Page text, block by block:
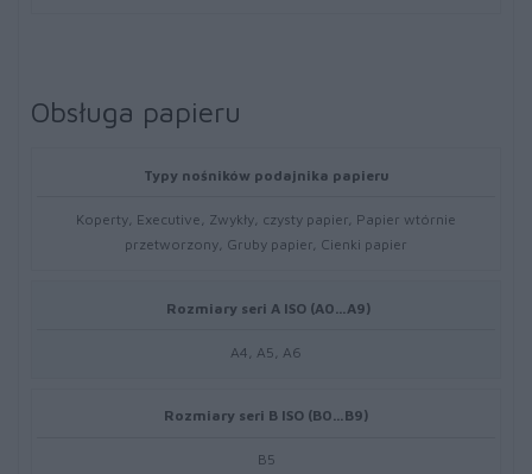
Obsługa papieru
Typy nośników podajnika papieru
Koperty, Executive, Zwykły, czysty papier, Papier wtórnie
przetworzony, Gruby papier, Cienki papier
Rozmiary seri A ISO (A0…A9)
A4, A5, A6
Rozmiary seri B ISO (B0…B9)
B5